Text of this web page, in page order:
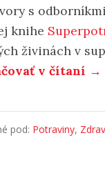
s
knihe
živinách v
v čítaní →
pod: Potraviny,